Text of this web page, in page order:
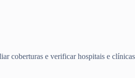
coberturas e verificar hospitais e clínicas